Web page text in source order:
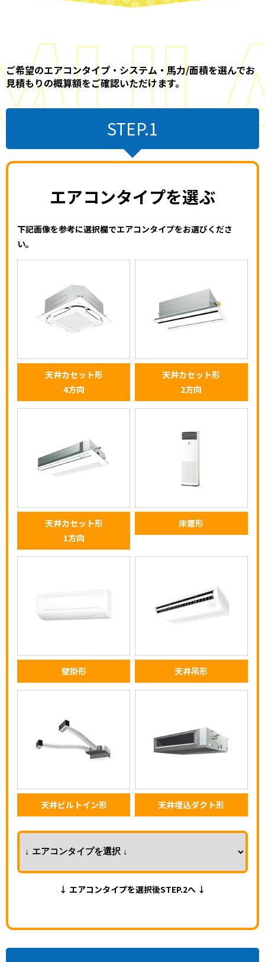
ご希望のエアコンタイプ・システム・馬力/面積を選んでお
見積もりの概算額をご確認いただけます。
STEP.1
エアコンタイプを選ぶ
下記画像を参考に選択欄でエアコンタイプをお選びくださ
い。
天井カセット形
4方向
天井カセット形
2方向
天井カセット形
1方向
床置形
壁掛形 天井吊形
天井ビルトイン形 天井埋込ダクト形
↓ エアコンタイプを選択後STEP.2へ ↓